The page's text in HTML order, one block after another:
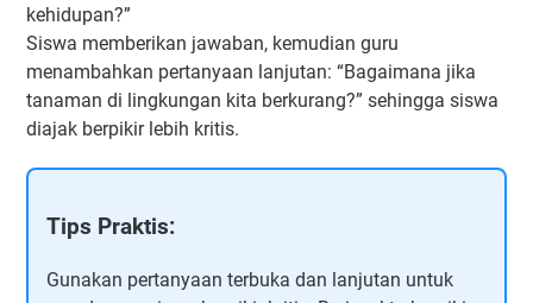
kehidupan?”
Siswa memberikan jawaban, kemudian guru
menambahkan pertanyaan lanjutan: “Bagaimana jika
tanaman di lingkungan kita berkurang?” sehingga siswa
diajak berpikir lebih kritis.
Tips Praktis:
Gunakan pertanyaan terbuka dan lanjutan untuk